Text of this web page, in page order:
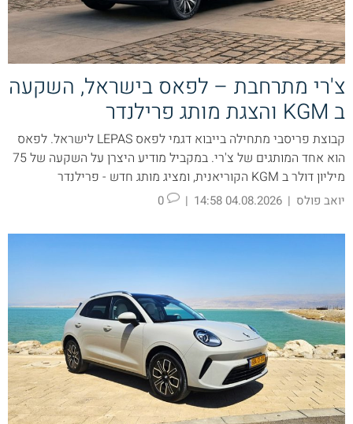
צ'רי מתרחבת – לפאס בישראל, השקעה
ב KGM והצגת מותג פרילנדר
קבוצת פריסבי מתחילה בייבוא דגמי לפאס LEPAS לישראל. לפאס
הוא אחד המותגים של צ'רי. במקביל מודיע היצרן על השקעה של 75
מיליון דולר ב KGM הקוריאנית, ומציג מותג חדש - פרילנדר
יואב פולס |
04.08.2026 14:58
|